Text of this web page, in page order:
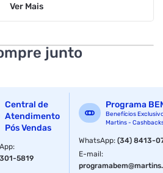
Ver Mais
junto
Central de
Atendimento
Pós Vendas
:
5819
Programa
Benefícios
Martins -
WhatsApp:(34) 8413-
E-mail: